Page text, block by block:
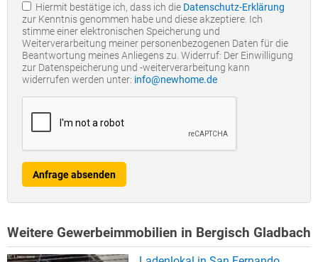
Hiermit bestätige ich, dass ich die Datenschutz-Erklärung
zur Kenntnis genommen habe und diese akzeptiere. Ich
stimme einer elektronischen Speicherung und
Weiterverarbeitung meiner personenbezogenen Daten für die
Beantwortung meines Anliegens zu. Widerruf: Der Einwilligung
zur Datenspeicherung und -weiterverarbeitung kann
widerrufen werden unter: info@newhome.de
Anfrage absenden
Weitere Gewerbeimmobilien in Bergisch Gladbach